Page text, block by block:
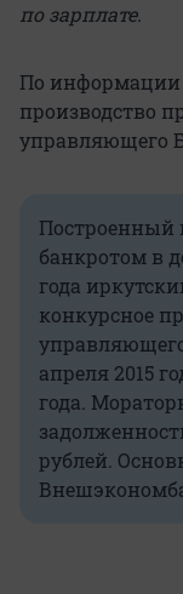
по зарплате.
По информации
производство
управляющего
Построенный
банкротом в
года
конкурсное
апреля 2015
года.
рублей.